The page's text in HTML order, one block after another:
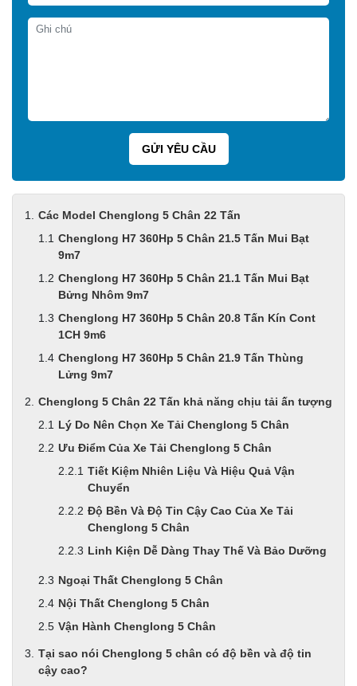
Các Model Chenglong 5 Chân 22 Tấn
Chenglong H7 360Hp 5 Chân 21.5 Tấn Mui Bạt
9m7
Chenglong H7 360Hp 5 Chân 21.1 Tấn Mui Bạt
Bửng Nhôm 9m7
Chenglong H7 360Hp 5 Chân 20.8 Tấn Kín Cont
1CH 9m6
Chenglong H7 360Hp 5 Chân 21.9 Tấn Thùng
Lửng 9m7
Chenglong 5 Chân 22 Tấn khả năng chịu tải ấn tượng
Lý Do Nên Chọn Xe Tải Chenglong 5 Chân
Ưu Điểm Của Xe Tải Chenglong 5 Chân
Tiết Kiệm Nhiên Liệu Và Hiệu Quả Vận
Chuyển
Độ Bền Và Độ Tin Cậy Cao Của Xe Tải
Chenglong 5 Chân
Linh Kiện Dễ Dàng Thay Thế Và Bảo Dưỡng
Ngoại Thất Chenglong 5 Chân
Nội Thất Chenglong 5 Chân
Vận Hành Chenglong 5 Chân
Tại sao nói Chenglong 5 chân có độ bền và độ tin
cậy cao?